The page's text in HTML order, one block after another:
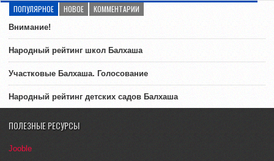
ПОПУЛЯРНОЕ НОВОЕ КОММЕНТАРИИ
Внимание!
Народный рейтинг школ Балхаша
Участковые Балхаша. Голосование
Народный рейтинг детских садов Балхаша
ПОЛЕЗНЫЕ РЕСУРСЫ
Jooble